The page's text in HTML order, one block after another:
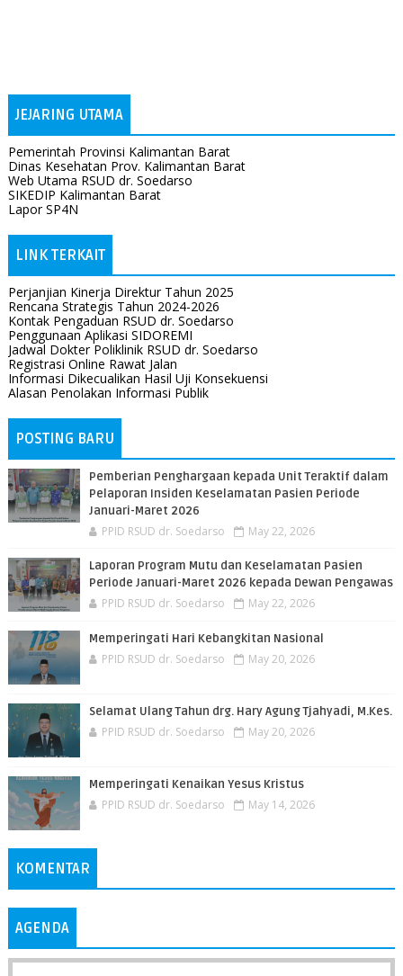
JEJARING UTAMA
Pemerintah Provinsi Kalimantan Barat
Dinas Kesehatan Prov. Kalimantan Barat
Web Utama RSUD dr. Soedarso
SIKEDIP Kalimantan Barat
Lapor SP4N
LINK TERKAIT
Perjanjian Kinerja Direktur Tahun 2025
Rencana Strategis Tahun 2024-2026
Kontak Pengaduan RSUD dr. Soedarso
Penggunaan Aplikasi SIDOREMI
Jadwal Dokter Poliklinik RSUD dr. Soedarso
Registrasi Online Rawat Jalan
Informasi Dikecualikan Hasil Uji Konsekuensi
Alasan Penolakan Informasi Publik
POSTING BARU
Pemberian Penghargaan kepada Unit Teraktif dalam
Pelaporan Insiden Keselamatan Pasien Periode
Januari-Maret 2026
PPID RSUD dr. Soedarso May 22, 2026
Laporan Program Mutu dan Keselamatan Pasien
Periode Januari-Maret 2026 kepada Dewan Pengawas
PPID RSUD dr. Soedarso May 22, 2026
Memperingati Hari Kebangkitan Nasional
PPID RSUD dr. Soedarso May 20, 2026
Selamat Ulang Tahun drg. Hary Agung Tjahyadi, M.Kes.
PPID RSUD dr. Soedarso May 20, 2026
Memperingati Kenaikan Yesus Kristus
PPID RSUD dr. Soedarso May 14, 2026
KOMENTAR
AGENDA